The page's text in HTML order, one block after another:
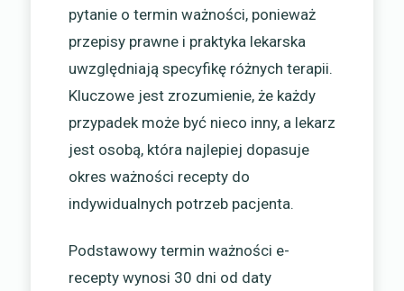
pytanie o termin ważności, ponieważ
przepisy prawne i praktyka lekarska
uwzględniają specyfikę różnych terapii.
Kluczowe jest zrozumienie, że każdy
przypadek może być nieco inny, a lekarz
jest osobą, która najlepiej dopasuje
okres ważności recepty do
indywidualnych potrzeb pacjenta.
Podstawowy termin ważności e-
recepty wynosi 30 dni od daty